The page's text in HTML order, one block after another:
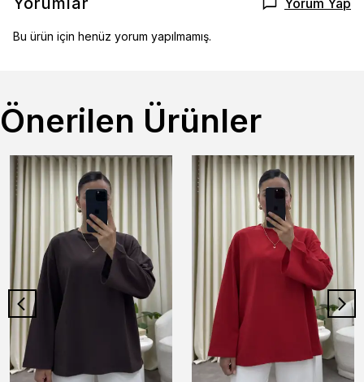
Yorum Yap
Bu ürün için henüz yorum yapılmamış.
Önerilen Ürünler